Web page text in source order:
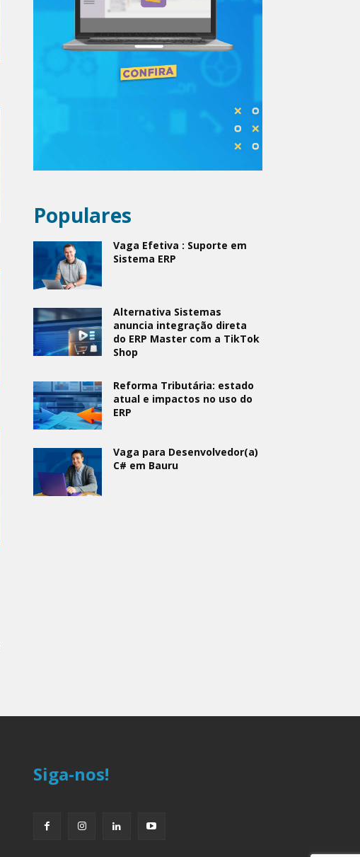
Populares
Vaga Efetiva : Suporte em
Sistema ERP
Alternativa Sistemas
anuncia integração direta
do ERP Master com a TikTok
Shop
Reforma Tributária: estado
atual e impactos no uso do
ERP
Vaga para Desenvolvedor(a)
C# em Bauru
Siga-nos!